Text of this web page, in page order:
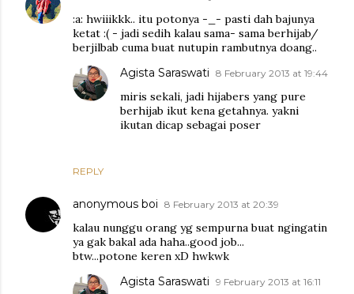
:a: hwiiikkk.. itu potonya -_- pasti dah bajunya
ketat :( - jadi sedih kalau sama- sama berhijab/
berjilbab cuma buat nutupin rambutnya doang..
REPLY
Agista Saraswati 8 February 2013 at 19:44
miris sekali, jadi hijabers yang pure
berhijab ikut kena getahnya. yakni
ikutan dicap sebagai poser
anonymous boi 8 February 2013 at 20:39
kalau nunggu orang yg sempurna buat ngingatin
ya gak bakal ada haha..good job...
btw...potone keren xD hwkwk
Agista Saraswati 9 February 2013 at 16:11